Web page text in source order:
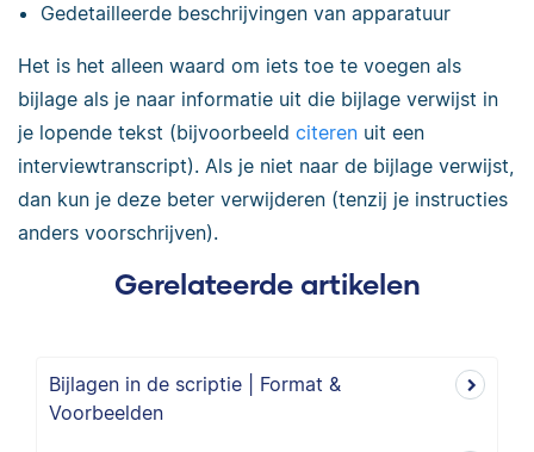
Gedetailleerde beschrijvingen van apparatuur
Het is het alleen waard om iets toe te voegen als
bijlage als je naar informatie uit die bijlage verwijst in
je lopende tekst (bijvoorbeeld citeren uit een
interviewtranscript). Als je niet naar de bijlage verwijst,
dan kun je deze beter verwijderen (tenzij je instructies
anders voorschrijven).
Gerelateerde artikelen
Bijlagen in de scriptie | Format &
Voorbeelden